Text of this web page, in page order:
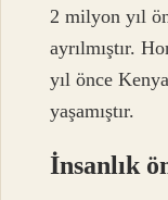
2 milyon yıl
ayrılmıştır.
yıl önce
yaşamıştır.
İnsanlık